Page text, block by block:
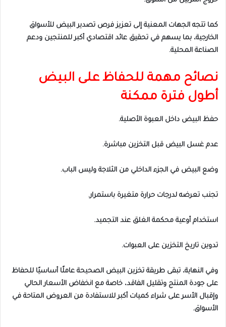
كما تتجه الجهات المعنية إلى تعزيز فرص تصدير البيض للأسواق
الخارجية، بما يسهم في تحقيق عائد اقتصادي أكبر للمنتجين ودعم
الصناعة المحلية.
نصائح مهمة للحفاظ على البيض
أطول فترة ممكنة
حفظ البيض داخل العبوة الأصلية.
عدم غسل البيض قبل التخزين مباشرة.
وضع البيض في الجزء الداخلي من الثلاجة وليس الباب.
تجنب تعرضه لدرجات حرارة متغيرة باستمرار.
استخدام أوعية محكمة الغلق عند التجميد.
تدوين تاريخ التخزين على العبوات.
وفي النهاية، تبقى طريقة تخزين البيض الصحيحة عاملًا أساسيًا للحفاظ
على جودة المنتج وتقليل الفاقد، خاصة مع انخفاض الأسعار الحالي
وإقبال الأسر على شراء كميات أكبر للاستفادة من العروض المتاحة في
الأسواق.